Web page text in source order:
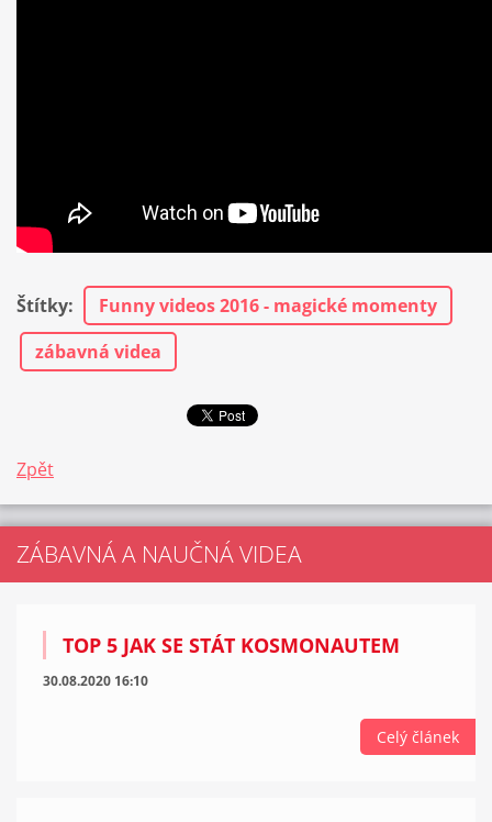
Štítky:
Funny videos 2016 - magické momenty
zábavná videa
Zpět
ZÁBAVNÁ A NAUČNÁ VIDEA
TOP 5 JAK SE STÁT KOSMONAUTEM
30.08.2020 16:10
Celý článek